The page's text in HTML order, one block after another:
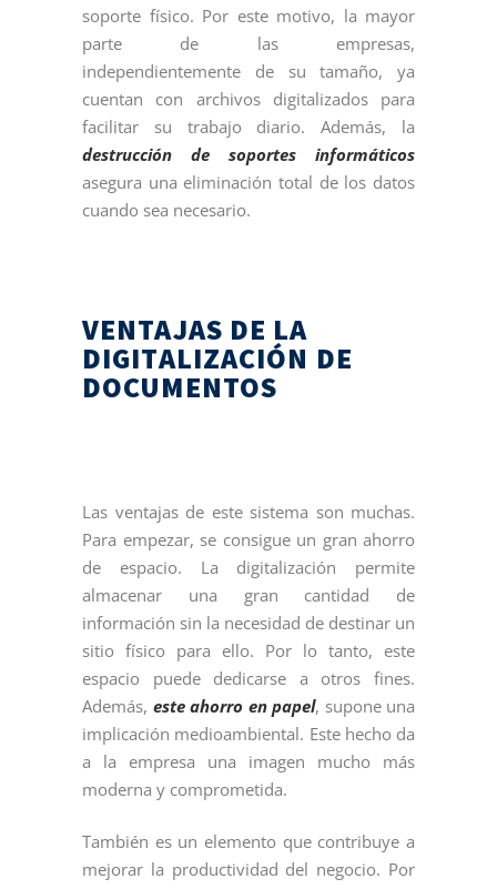
soporte físico. Por este motivo, la mayor
parte de las empresas,
independientemente de su tamaño, ya
cuentan con archivos digitalizados para
facilitar su trabajo diario. Además, la
destrucción de soportes informáticos
asegura una eliminación total de los datos
cuando sea necesario.
VENTAJAS DE LA
DIGITALIZACIÓN DE
DOCUMENTOS
Las ventajas de este sistema son muchas.
Para empezar, se consigue un gran ahorro
de espacio. La digitalización permite
almacenar una gran cantidad de
información sin la necesidad de destinar un
sitio físico para ello. Por lo tanto, este
espacio puede dedicarse a otros fines.
Además, este ahorro en papel, supone una
implicación medioambiental. Este hecho da
a la empresa una imagen mucho más
moderna y comprometida.
También es un elemento que contribuye a
mejorar la productividad del negocio. Por